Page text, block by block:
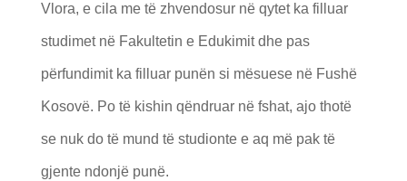
Vlora, e cila me të zhvendosur në qytet ka filluar
studimet në Fakultetin e Edukimit dhe pas
përfundimit ka filluar punën si mësuese në Fushë
Kosovë. Po të kishin qëndruar në fshat, ajo thotë
se nuk do të mund të studionte e aq më pak të
gjente ndonjë punë.